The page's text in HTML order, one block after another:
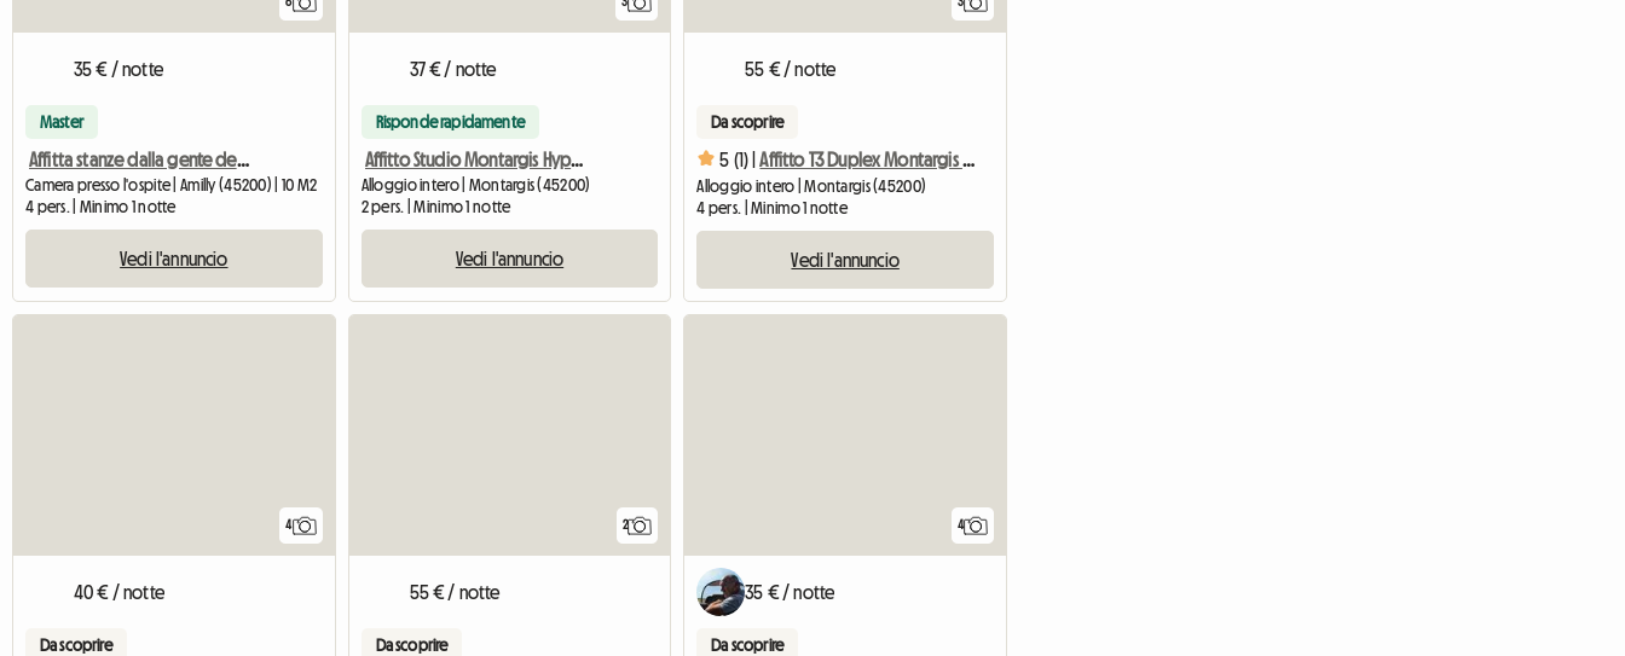
35 € / notte
Master
Affitta stanze dalla gente del posto
Camera presso l'ospite | Amilly (45200) | 10 M2
4 pers. | Minimo 1 notte
Vedi l'annuncio
37 € / notte
Risponde rapidamente
Affitto Studio Montargis Hyper Center
Alloggio intero | Montargis (45200)
2 pers. | Minimo 1 notte
Vedi l'annuncio
55 € / notte
Da scoprire
5 (1) | Affitto T3 Duplex Montargis Center
Alloggio intero | Montargis (45200)
4 pers. | Minimo 1 notte
Vedi l'annuncio
4
40 € / notte
Da scoprire
2
55 € / notte
Da scoprire
4
35 € / notte
Da scoprire